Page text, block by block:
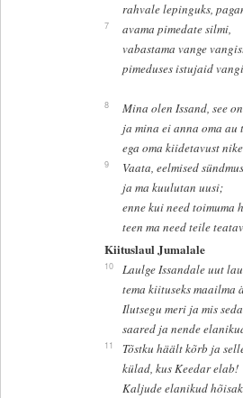
rahvale lepinguks,
7
avama pimedate silmi,
vabastama vange
pimeduses istujaid
8
Mina olen Issand, see
ja mina ei anna oma au
ega oma kiidetavust
9
Vaata, eelmised
ja ma kuulutan uusi;
enne kui need toimuma
teen ma need teile
Kiituslaul Jumalale
10
Laulge Issandale uut
tema kiituseks maailma
Ilutsegu meri ja mis
saared ja nende
11
Tõstku häält kõrb ja
külad, kus Keedar elab!
Kaljude elanikud